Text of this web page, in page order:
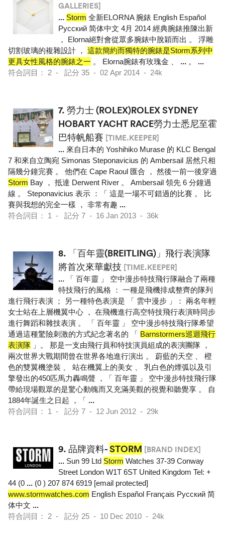
GALLERIES]
... Storm 全新ELORNA 腕錶 English Español
Pусский 简体中文 4月 2014 經典腕錶推陳出新
， Elorna絕對會從眾多腕錶中脫穎而出 。 浮雕
切割玻璃的複雜設計 ， 這款簡約而獨特的腕錶是Storm系列中
更具女性風格的腕錶之一 。 Elorna腕錶有玫瑰金 、 ... 。 ...
符合詞目： 2 - 記分 35 - 02 Apr 2014 - 24k
7. 勞力士 (ROLEX)ROLEX SYDNEY
HOBART YACHT RACE勞力士悉尼至霍
巴特帆船賽 [TIME.KEEPER]
... 來自日本的 Yoshihiko Murase 的 KLC Bengal
7 和來自立陶宛 Simonas Steponavicius 的 Ambersail 居然只相
隔幾分鐘完賽 。 他們在 Cape Raoul 匯合 ， 然後一前一後穿過
Storm Bay ， 抵達 Derwent River 。 Ambersail 領先 6 分鐘過
線 。 Steponavicius 表示 ：「 這是一場不可錯過的比賽 。 比
賽與我想的完全一樣 ， 非常有趣 ...
符合詞目： 1 - 記分 7 - 16 Jan 2013 - 36k
8.
「百年靈(BREITLING)」飛行表演隊
將首次來華獻技 [TIME.KEEPER]
... 「 百年靈 」 空中漫步特技飛行隊融合了兩種
特技飛行的風格 ： 一種是飛機排成整齊的隊列
進行飛行表演 ； 另一種特色表演是 「 雲中漫步 」： 兩名年輕
女士站在上層機翼中心 ， 在飛機進行高空特技飛行表演時同步
進行舞蹈和雜技表演 。 「 百年靈 」 空中漫步特技飛行隊希望
通過這種驚險刺激的方式紀念著名的 「 Barnstormers巡迴飛行
表演隊 」。 那是一支由飛行員和特技演員組成的表演團隊 ，
兩次世界大戰期間曾在世界各地進行演出 。 蔚藍的天空 、 橙
色的雙翼機塗裝 、 站在機翼上的美女 、 乳白色的煙弧以及引
擎發出的450匹馬力轟鳴聲 ，「 百年靈 」 空中漫步特技飛行隊
帶給現場觀眾的是驚心動魄而又充滿美觀的視覺和聽覺享 。 自
1884年誕生之日起 ，「 ...
符合詞目： 1 - 記分 7 - 12 Jun 2012 - 29k
9. 品牌資料-STORM [BRAND INDEX]
... Sun 99 Ltd Storm Watches 37-39 Conway
Street London W1T 6ST United Kingdom Tel: +
44 (0 ... (0 ) 207 874 6919 [email protected]
www.stormwatches.com English Español Français Pусский 简
体中文 ...
符合詞目： 2 - 記分 25 - 10 Dec 2010 - 24k